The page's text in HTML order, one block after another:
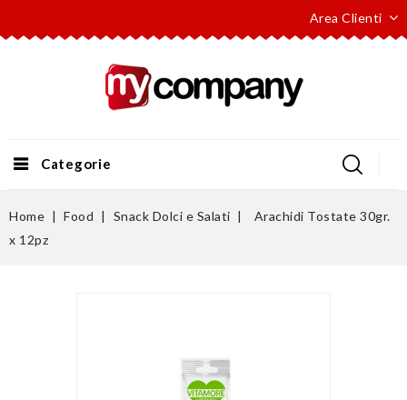
Area Clienti
Categorie
Home Food Snack Dolci e Salati
Arachidi Tostate 30gr.
x 12pz